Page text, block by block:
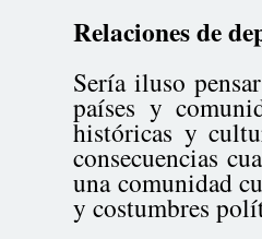
Relaciones de
Sería iluso
países y
históricas y
consecuencias
una comunidad
y costumbres